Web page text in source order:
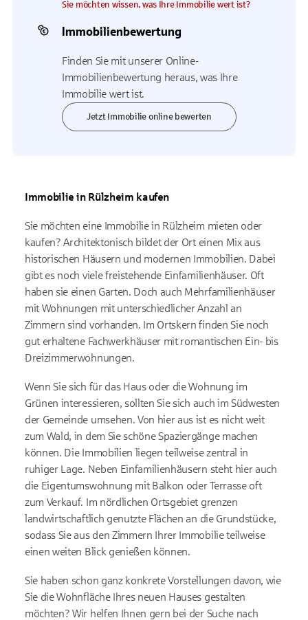
Sie möchten wissen, was Ihre Immobilie wert ist?
Immobilienbewertung
Finden Sie mit unserer Online-
Immobilienbewertung heraus, was Ihre
Immobilie wert ist.
Jetzt Immobilie online bewerten
Immobilie in Rülzheim kaufen
Sie möchten eine Immobilie in Rülzheim mieten oder
kaufen? Architektonisch bildet der Ort einen Mix aus
historischen Häusern und modernen Immobilien. Dabei
gibt es noch viele freistehende Einfamilienhäuser. Oft
haben sie einen Garten. Doch auch Mehrfamilienhäuser
mit Wohnungen mit unterschiedlicher Anzahl an
Zimmern sind vorhanden. Im Ortskern finden Sie noch
gut erhaltene Fachwerkhäuser mit romantischen Ein- bis
Dreizimmerwohnungen.
Wenn Sie sich für das Haus oder die Wohnung im
Grünen interessieren, sollten Sie sich auch im Südwesten
der Gemeinde umsehen. Von hier aus ist es nicht weit
zum Wald, in dem Sie schöne Spaziergänge machen
können. Die Immobilien liegen teilweise zentral in
ruhiger Lage. Neben Einfamilienhäusern steht hier auch
die Eigentumswohnung mit Balkon oder Terrasse oft
zum Verkauf. Im nördlichen Ortsgebiet grenzen
landwirtschaftlich genutzte Flächen an die Grundstücke,
sodass Sie aus den Zimmern Ihrer Immobilie teilweise
einen weiten Blick genießen können.
Sie haben schon ganz konkrete Vorstellungen davon, wie
Sie die Wohnfläche Ihres neuen Hauses gestalten
möchten? Wir helfen Ihnen gern bei der Suche nach